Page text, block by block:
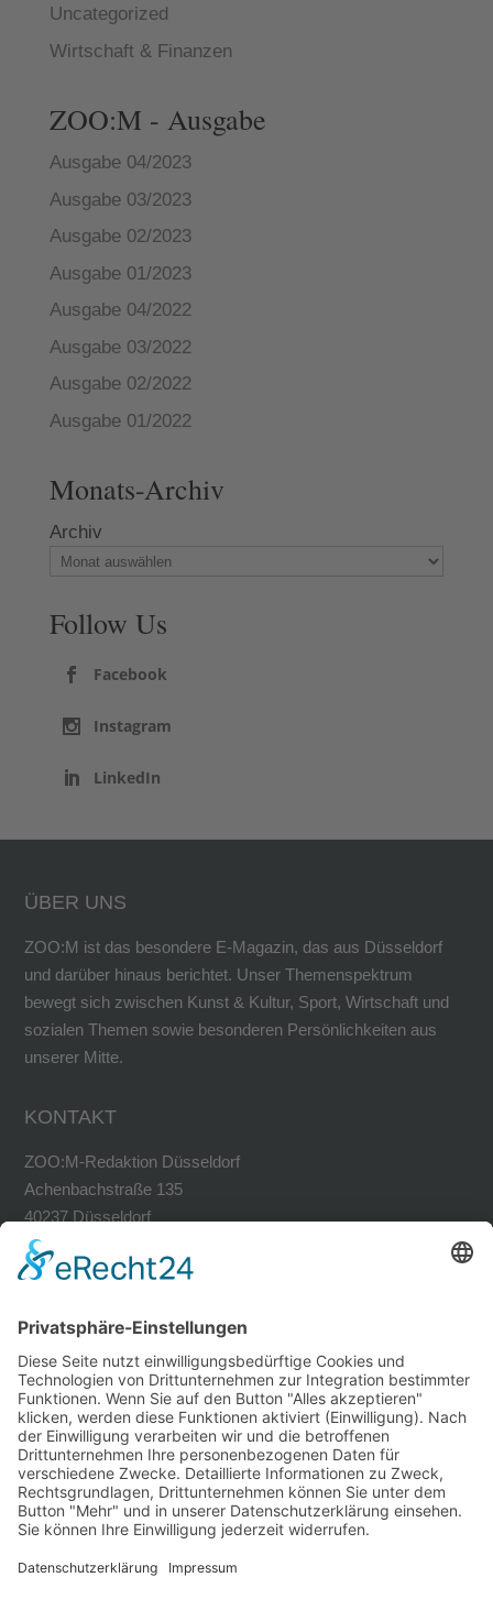
Uncategorized
Wirtschaft & Finanzen
ZOO:M - Ausgabe
Ausgabe 04/2023
Ausgabe 03/2023
Ausgabe 02/2023
Ausgabe 01/2023
Ausgabe 04/2022
Ausgabe 03/2022
Ausgabe 02/2022
Ausgabe 01/2022
Monats-Archiv
Archiv
Follow Us
Facebook
Instagram
LinkedIn
ÜBER UNS
ZOO:M ist das besondere E-Magazin, das aus Düsseldorf
und darüber hinaus berichtet. Unser Themenspektrum
bewegt sich zwischen Kunst & Kultur, Sport, Wirtschaft und
sozialen Themen sowie besonderen Persönlichkeiten aus
unserer Mitte.
KONTAKT
ZOO:M-Redaktion Düsseldorf
Achenbachstraße 135
40237 Düsseldorf
Tel. 0211-30200741
Fax 0211-30200749
RECHTLICHES
Impressum
Datenschutz
Datenschutz Social Networks
Mediadaten